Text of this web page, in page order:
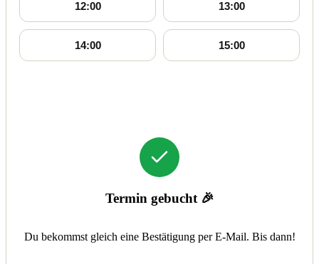
12:00 13:00
14:00 15:00
Termin gebucht 🎉
Du bekommst gleich eine Bestätigung per E-Mail. Bis dann!